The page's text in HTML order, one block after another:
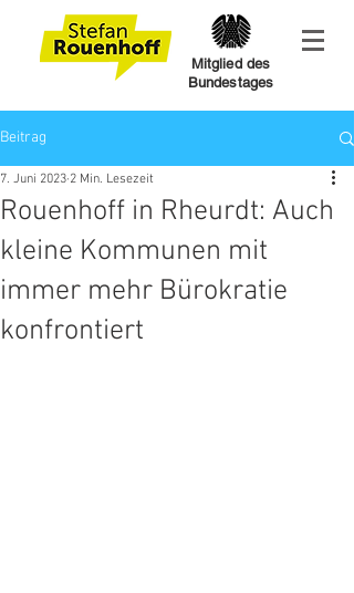
Mitglied des
Bundestages
Beitrag
Rouenhoff in Rheurdt: Auch
kleine Kommunen mit
immer mehr Bürokratie
konfrontiert
7. Juni 2023 2 Min. Lesezeit